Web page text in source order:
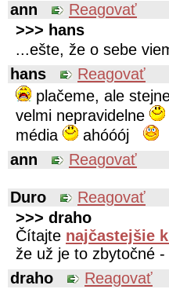
ann
Reagovať
>>> hans
...ešte, že o sebe
hans
Reagovať
plačeme, ale
velmi nepravidelne
média
ahóóój
ann
Reagovať
Duro
Reagovať
>>> draho
Čítajte najčastejšie
že už je to zbytočné
draho
Reagovať